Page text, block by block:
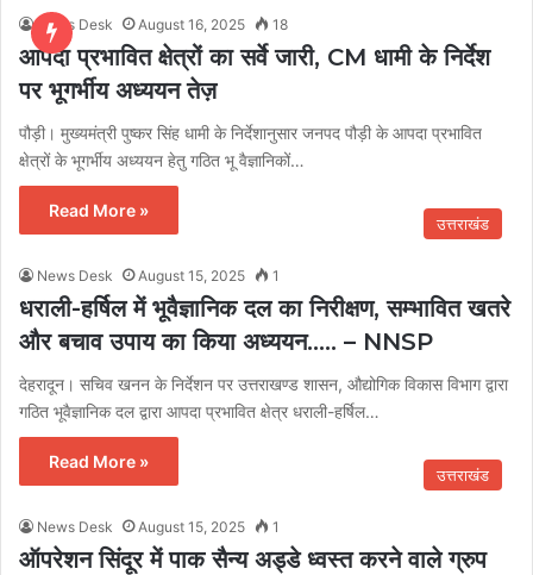
News Desk August 16, 2025 18
आपदा प्रभावित क्षेत्रों का सर्वे जारी, CM धामी के निर्देश
पर भूगर्भीय अध्ययन तेज़
पौड़ी। मुख्यमंत्री पुष्कर सिंह धामी के निर्देशानुसार जनपद पौड़ी के आपदा प्रभावित
क्षेत्रों के भूगर्भीय अध्ययन हेतु गठित भू वैज्ञानिकों…
Read More »
उत्तराखंड
News Desk August 15, 2025 1
धराली-हर्षिल में भूवैज्ञानिक दल का निरीक्षण, सम्भावित खतरे
और बचाव उपाय का किया अध्ययन….. – NNSP
देहरादून। सचिव खनन के निर्देशन पर उत्तराखण्ड शासन, औद्योगिक विकास विभाग द्वारा
गठित भूवैज्ञानिक दल द्वारा आपदा प्रभावित क्षेत्र धराली-हर्षिल…
Read More »
उत्तराखंड
News Desk August 15, 2025 1
ऑपरेशन सिंदूर में पाक सैन्य अड्डे ध्वस्त करने वाले ग्रुप